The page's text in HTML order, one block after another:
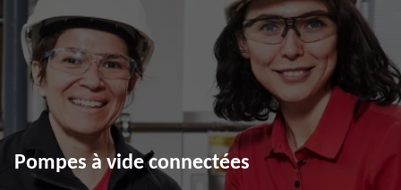
Pompes à vide connectées